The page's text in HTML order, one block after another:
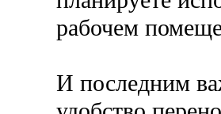
рабочем
И последним